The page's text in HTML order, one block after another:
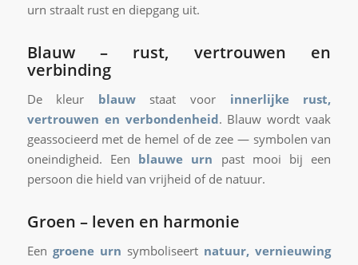
urn straalt rust en diepgang uit.
Blauw– rust, vertrouwen en
verbinding
De kleur blauwstaat voor innerlijke rust,
vertrouwen en verbondenheid. Blauw wordt vaak
geassocieerd met de hemel of de zee — symbolen van
oneindigheid. Een blauwe urn past mooi bij een
persoon die hield van vrijheid of de natuur.
Groen – leven en harmonie
Een groene urn symboliseert natuur, vernieuwing